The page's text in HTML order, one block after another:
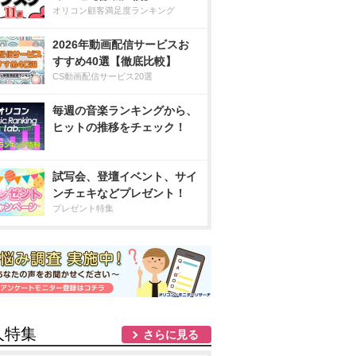
オリコン顧客満足度ランキング
2026年動画配信サービスお
すすめ40選【徹底比較】
CS動画配信サービス20選
毎週の音楽ランキングから、
ヒットの推移をチェック！
試写会、登壇イベント、サイ
ンチェキなどプレゼント！
プレゼント特集
特集 さらに見る